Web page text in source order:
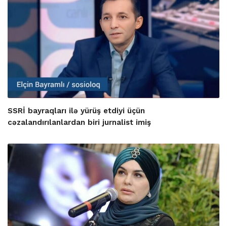
SSRİ bayraqları ilə yürüş etdiyi üçün
cəzalandırılanlardan biri jurnalist imiş